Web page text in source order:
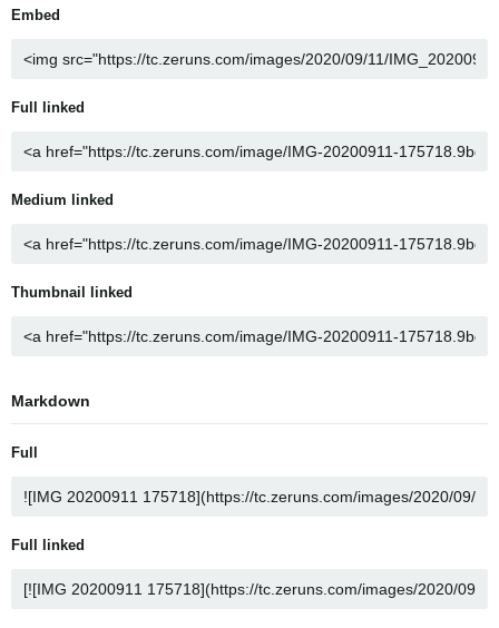
Embed
Full linked
Medium linked
Thumbnail linked
Markdown
Full
Full linked